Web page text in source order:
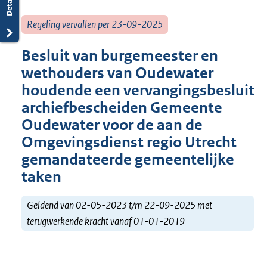
Regeling vervallen per 23-09-2025
Besluit van burgemeester en
wethouders van Oudewater
houdende een vervangingsbesluit
archiefbescheiden Gemeente
Oudewater voor de aan de
Omgevingsdienst regio Utrecht
gemandateerde gemeentelijke
taken
Geldend van 02-05-2023 t/m 22-09-2025 met
terugwerkende kracht vanaf 01-01-2019